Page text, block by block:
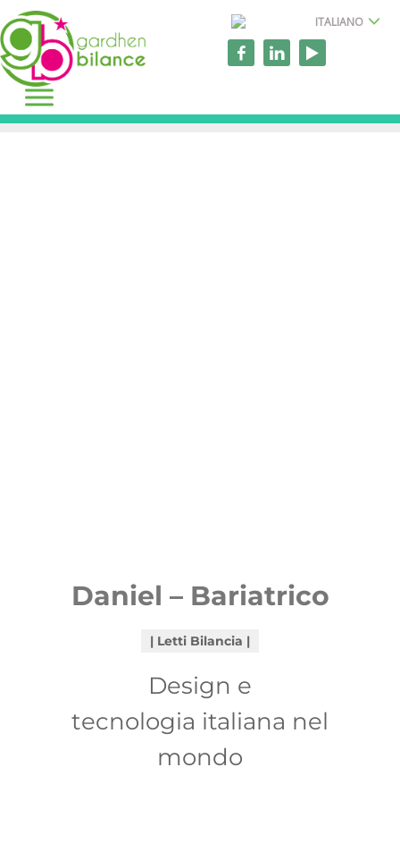
ITALIANO
Daniel – Bariatrico
Letti Bilancia
Design e
tecnologia italiana nel
mondo